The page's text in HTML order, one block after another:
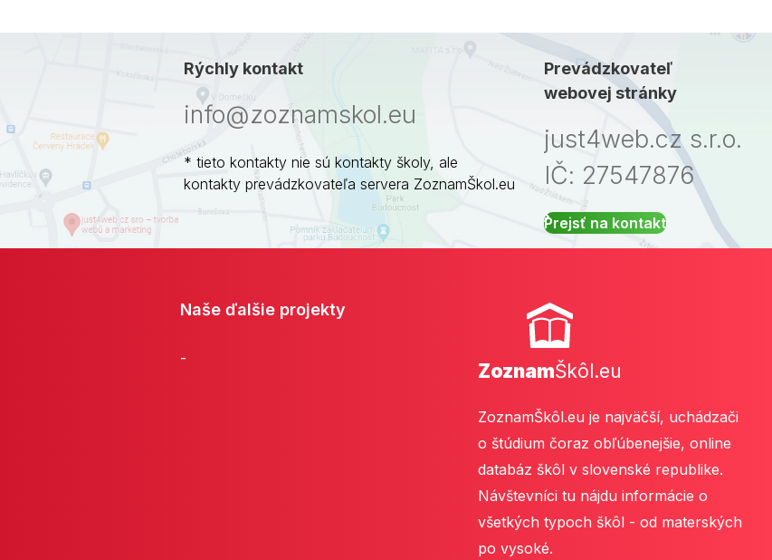
Rýchly kontakt
info@zoznamskol.eu
* tieto kontakty nie sú kontakty školy, ale
kontakty prevádzkovateľa servera ZoznamŠkol.eu
Prevádzkovateľ
webovej stránky
just4web.cz s.r.o.
IČ: 27547876
Prejsť na kontakt
Naše ďalšie projekty
-
ZoznamŠkôl.eu
ZoznamŠkôl.eu je najväčší, uchádzači
o štúdium čoraz obľúbenejšie, online
databáz škôl v slovenské republike.
Návštevníci tu nájdu informácie o
všetkých typoch škôl - od materských
po vysoké.